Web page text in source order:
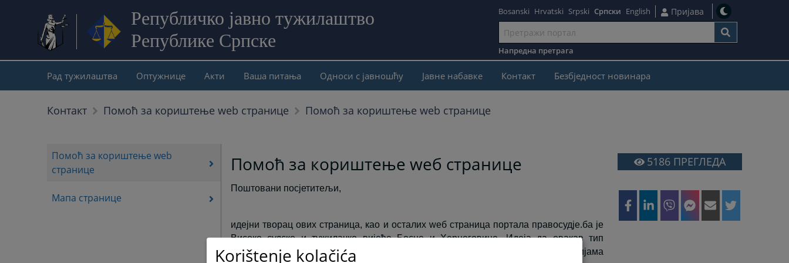
Републичко јавно тужилаштво
Републике Српске
садржај
Bosanski Hrvatski Srpski Српски English Пријава
Напредна претрага
Рад тужилаштва Оптужнице Акти Ваша питања Односи с јавношћу Јавне набавке Контакт Безбjедност новинара
Контакт Помоћ за кориштење web странице Помоћ за кориштење web странице
Помоћ за кориштење web
странице
Мапа странице
Помоћ за кориштење wеб странице
Поштовани посјетитељи,
идејни творац ових страница, као и осталих wеб страница портала правосудје.ба је
Високо судско и тужилачко вијеће Босне и Херцеговине. Идеја да овакав тип
страница буде отворен је потекла од намјере да се приступ информацијама
5186 ПРЕГЛЕДА
Korištenje kolačića